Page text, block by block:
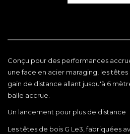
Conçu pour des performances
une face en acier maraging, les
gain de distance allant jusqu'à 6
balle accrue.
Un lancement pour plus de distance
Les têtes de bois G Le3, fabriquées